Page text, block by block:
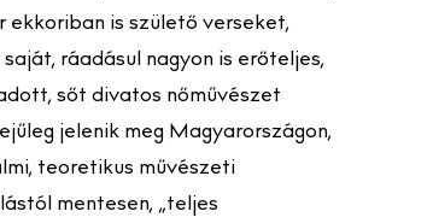
ekkoriban is születő verseket,
ráadásul nagyon is erőteljes,
sőt divatos nőművészet
jelenik meg Magyarországon,
teoretikus művészeti
mentesen, „teljes